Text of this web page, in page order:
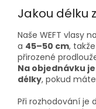
Jakou délku
Naše WEFT vlasy
a 45–50 cm,
přirozené
Na objednávku
délky, pokud
Při rozhodování je